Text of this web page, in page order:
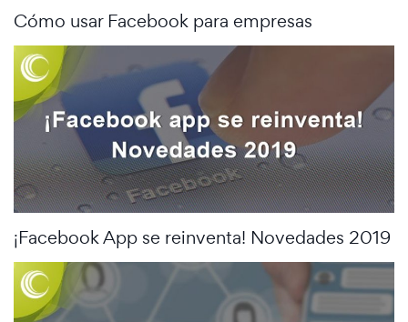
Cómo usar Facebook para empresas
¡Facebook App se reinventa! Novedades 2019